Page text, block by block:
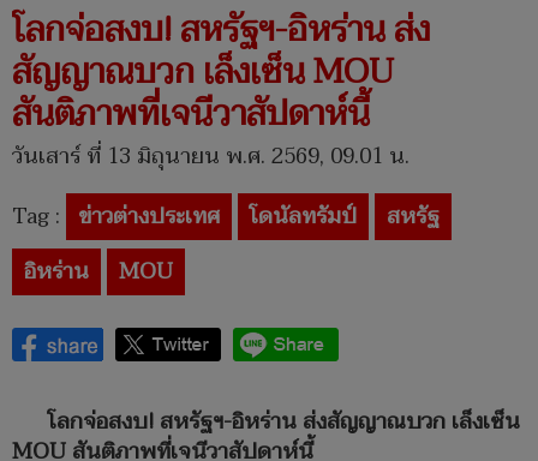
โลกจ่อสงบ! สหรัฐฯ-อิหร่าน ส่ง
สัญญาณบวก เล็งเซ็น MOU
สันติภาพที่เจนีวาสัปดาห์นี้
วันเสาร์ ที่ 13 มิถุนายน พ.ศ. 2569, 09.01 น.
Tag : ข่าวต่างประเทศ โดนัลทรัมป์
สหรัฐ
อิหร่าน
MOU
โลกจ่อสงบ! สหรัฐฯ-อิหร่าน ส่งสัญญาณบวก เล็งเซ็น
MOU สันติภาพที่เจนีวาสัปดาห์นี้